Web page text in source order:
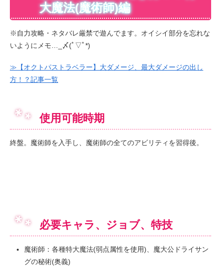
大魔法(魔術師)編
※自力攻略・ネタバレ厳禁で遊んでます。オイシイ部分を忘れな
いようにメモ…_〆(ﾟ▽ﾟ*)
≫【オクトパストラベラー】大ダメージ、最大ダメージの出し
方！？記事一覧
使用可能時期
終盤。魔術師を入手し、魔術師の全てのアビリティを習得後。
必要キャラ、ジョブ、特技
魔術師：各種特大魔法(弱点属性を使用)、魔大公ドライサン
グの秘術(奥義)